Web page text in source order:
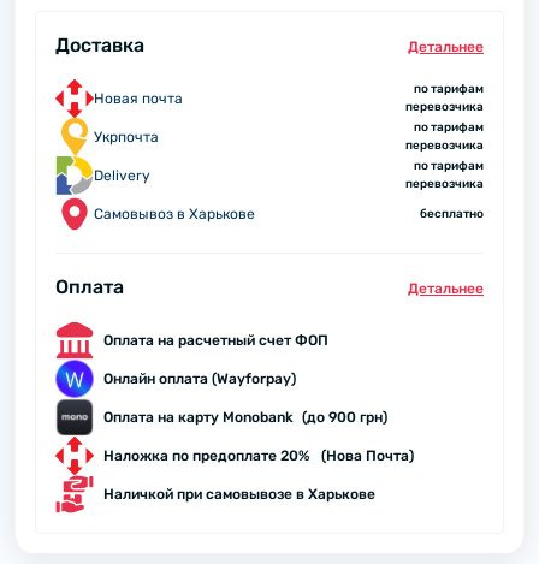
Доставка Детальнее
Новая почта
по тарифам
перевозчика
Укрпочта
по тарифам
перевозчика
Delivery
по тарифам
перевозчика
Самовывоз в Харькове бесплатно
Оплата Детальнее
Оплата на расчетный счет ФОП
Онлайн оплата (Wayforpay)
Оплата на карту Monobank (до 900 грн)
Наложка по предоплате 20% (Нова Почта)
Наличкой при самовывозе в Харькове